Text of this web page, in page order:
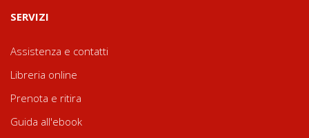
SERVIZI
Assistenza e contatti
Libreria online
Prenota e ritira
Guida all'ebook